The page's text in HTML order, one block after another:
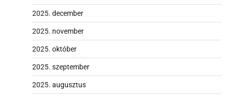
2025. december
2025. november
2025. október
2025. szeptember
2025. augusztus